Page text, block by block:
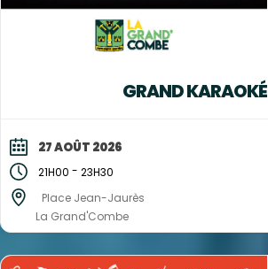
GRAND KARAOKÉ
27 AOÛT 2026
21H00 - 23H30
Place Jean-Jaurès
La Grand'Combe